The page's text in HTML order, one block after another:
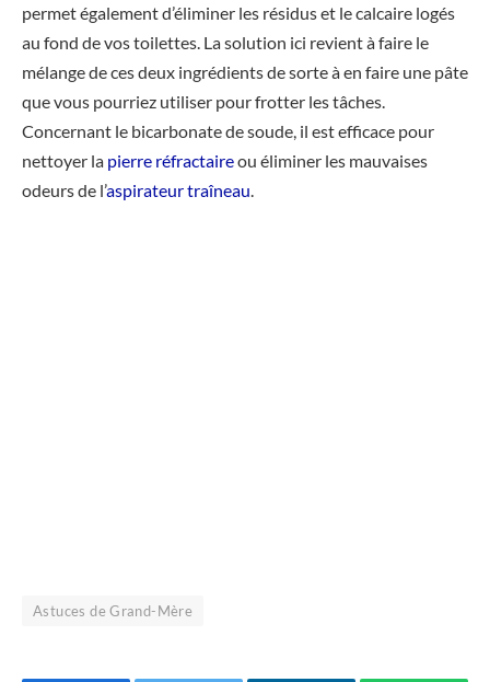
permet également d’éliminer les résidus et le calcaire logés
au fond de vos toilettes. La solution ici revient à faire le
mélange de ces deux ingrédients de sorte à en faire une pâte
que vous pourriez utiliser pour frotter les tâches.
Concernant le bicarbonate de soude, il est efficace pour
nettoyer la pierre réfractaireou éliminer les mauvaises
odeurs de l’aspirateur traîneau
Astuces de Grand-Mère